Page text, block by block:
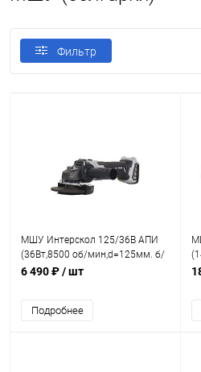
Фильтр
МШУ Интерскол 125/36В АПИ
(36Вт,8500 об/мин,d=125мм. б/
акк. и ЗУ)
6 490 ₽/ шт
Подробнее